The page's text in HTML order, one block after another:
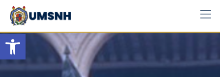
Open toolbar
Skip
content